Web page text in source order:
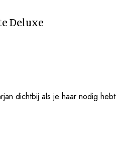
Deluxe
dichtbij als je haar nodig hebt